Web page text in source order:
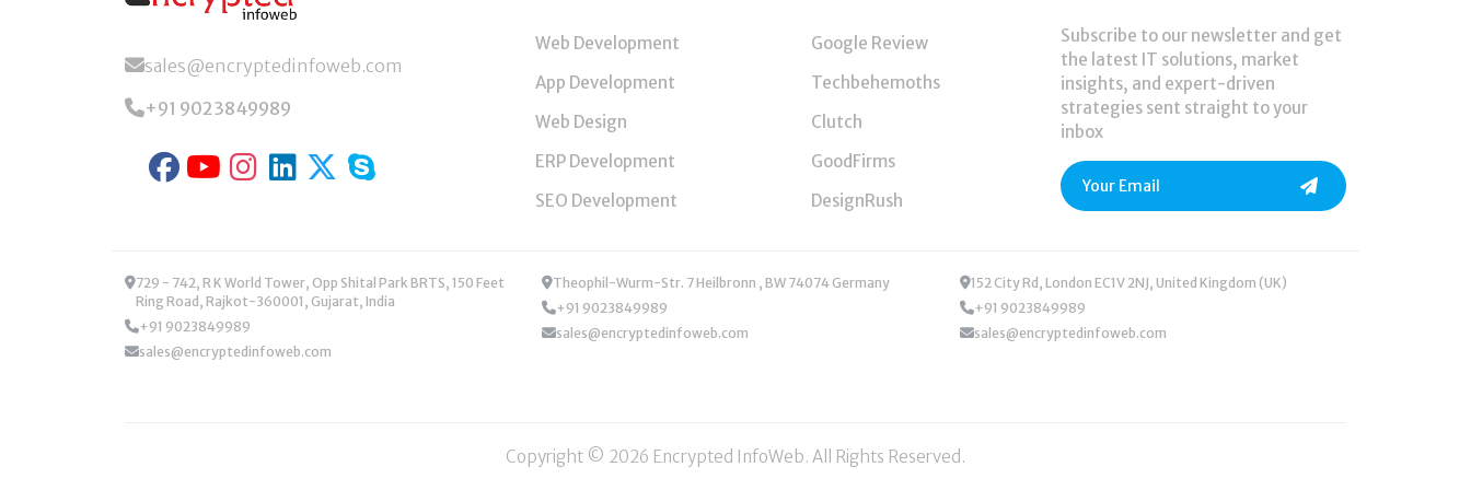
sales@encryptedinfoweb.com
+91 9023849989
Web Development
App Development
Web Design
ERP Development
SEO Development
Google Review
Techbehemoths
Clutch
GoodFirms
DesignRush
Subscribe to our newsletter and get
the latest IT solutions, market
insights, and expert-driven
strategies sent straight to your
inbox
729 - 742, R K World Tower, Opp Shital Park BRTS, 150 Feet
Ring Road, Rajkot-360001, Gujarat, India
+91 9023849989
sales@encryptedinfoweb.com
Theophil-Wurm-Str. 7 Heilbronn , BW 74074 Germany
+91 9023849989
sales@encryptedinfoweb.com
152 City Rd, London EC1V 2NJ, United Kingdom (UK)
+91 9023849989
sales@encryptedinfoweb.com
Copyright © 2026 Encrypted InfoWeb. All Rights Reserved.